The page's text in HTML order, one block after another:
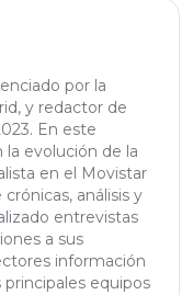
por la
y redactor de
En este
la evolución de la
en el Movistar
análisis y
entrevistas
a sus
información
equipos